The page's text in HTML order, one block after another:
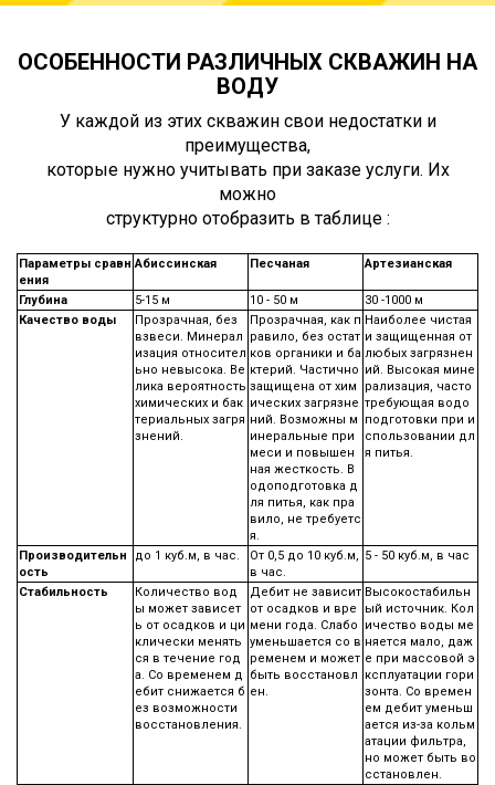
ОСОБЕННОСТИ РАЗЛИЧНЫХ СКВАЖИН НА
ВОДУ
У каждой из этих скважин свои недостатки и
преимущества,
которые нужно учитывать при заказе услуги. Их
можно
структурно отобразить в таблице :
Параметры сравн
ения
Абиссинская Песчаная Артезианская
Глубина 5-15 м 10 - 50 м
30 -1000 м
Качество воды
Прозрачная, без
взвеси. Минерал
изация относител
ьно невысока. Ве
лика вероятность
химических и бак
териальных загря
знений.
Прозрачная, как п
равило, без остат
ков органики и ба
ктерий. Частично
защищена от хим
ических загрязне
ний. Возможны м
инеральные при
меси и повышен
ная жесткость. В
одоподготовка д
ля питья, как пра
вило, не требуетс
я.
Наиболее чистая
и защищенная от
любых загрязнен
ий. Высокая мине
рализация, часто
требующая водо
подготовки при и
спользовании дл
я питья.
Производительн
ость
до 1 куб.м, в час.
От 0,5 до 10 куб.м,
в час.
5 - 50 куб.м, в час
Стабильность
Количество вод
ы может зависет
ь от осадков и ци
клически менять
ся в течение год
а. Со временем д
ебит снижается б
ез возможности
восстановления.
Дебит не зависит
от осадков и вре
мени года. Слабо
уменьшается со в
ременем и может
быть восстановл
ен.
Высокостабильн
ый источник. Кол
ичество воды ме
няется мало, даж
е при массовой э
ксплуатации гори
зонта. Со времен
ем дебит уменьш
ается из-за кольм
атации фильтра,
но может быть во
сстановлен.